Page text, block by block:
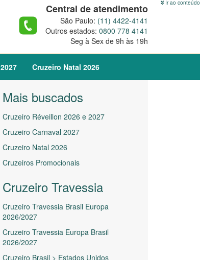
Ir ao conteúdo
Central de atendimento
São Paulo: (11) 4422-4141
Outros estados: 0800 778 4141
Seg à Sex de 9h às 19h
2027 Cruzeiro Natal 2026
Mais buscados
Cruzeiro Réveillon 2026 e 2027
Cruzeiro Carnaval 2027
Cruzeiro Natal 2026
Cruzeiros Promocionais
Cruzeiro Travessia
Cruzeiro Travessia Brasil Europa
2026/2027
Cruzeiro Travessia Europa Brasil
2026/2027
Cruzeiro Brasil > Estados Unidos